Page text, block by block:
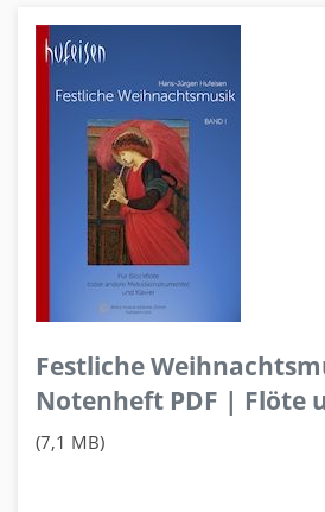
Festliche
Notenheft PDF | Flöte
(7,1 MB)